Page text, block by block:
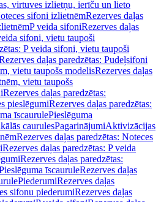
virtuves izlietņu, ierīču un lieto
sifoni izlietnēmRezerves daļas
P veida sifoniRezerves daļas
sifoni, vietu taupoši
P veida sifoni, vietu taupoši
daļas paredzētas: Pudeļsifoni
vietu taupošs modelisRezerves daļas
vietu taupošs
Rezerves daļas paredzētas:
pieslēgumiRezerves daļas paredzētas:
īscaurulePieslēguma
caurulesPagarinājumiAktivizācijas
Rezerves daļas paredzētas: Noteces
Rezerves daļas paredzētas: P veida
Rezerves daļas paredzētas:
īscauruleRezerves daļas
PiederumiRezerves daļas
sifonu piederumiRezerves daļas